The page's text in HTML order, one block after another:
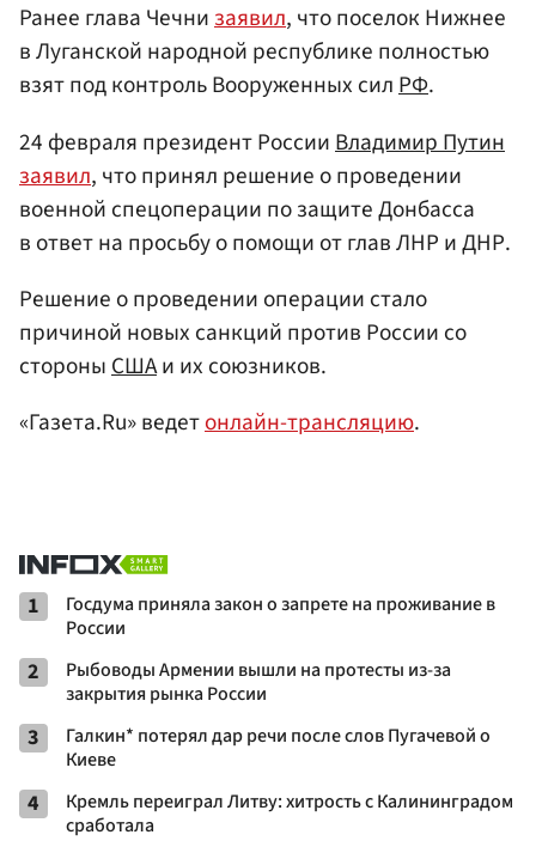
Ранее глава Чечнизаявил, что поселок Нижнее
в Луганской народной республике полностью
взят под контроль Вооруженных силРФ.
24 февраля президент России Владимир Путин
заявил, что принял решение о проведении
военной спецоперации по защите Донбасса
в ответ на просьбу о помощи от глав ЛНР и ДНР.
Решение о проведении операции стало
причиной новых санкций против России со
стороныСШАи их союзников.
«Газета.Ru» ведетонлайн-трансляцию.
1
Госдума приняла закон о запрете на проживание в
России
2
Рыбоводы Армении вышли на протесты из-за
закрытия рынка России
3
Галкин* потерял дар речи после слов Пугачевой о
Киеве
4
Кремль переиграл Литву: хитрость с Калининградом
сработала